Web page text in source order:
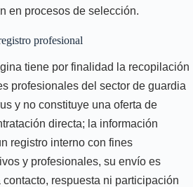
en procesos de selección.
profesional
tiene por finalidad la recopilación
profesionales del sector de guardia
y no constituye una oferta de
directa; la información
registro interno con fines
y profesionales, su envío es
respuesta ni participación